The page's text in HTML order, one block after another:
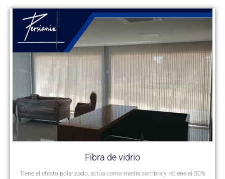
Fibra de vidrio
Tiene el efecto polarizado, actúa como media sombra y retiene el 50%